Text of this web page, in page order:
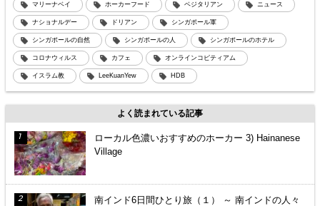
マリーナベイ ホーカーフード ベジタリアン ニュース
ナショナルデー ドリアン シンガポール軍
シンガポールの自然 シンガポールの人 シンガポールのホテル
コロナウィルス カフェ オンラインコピティアム
イスラム教 LeeKuanYew HDB
よく読まれている記事
ローカル色濃いおすすめのホーカー 3) Hainanese
Village
南インド6日間ひとり旅（１） ～ 南インドの人々